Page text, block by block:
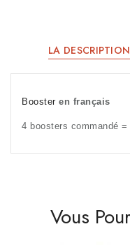
LA DESCRIPTION
Booster en français
4 boosters commandé
Vous